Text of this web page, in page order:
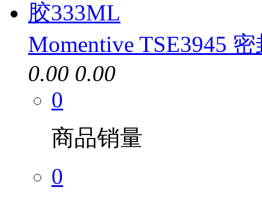
Momentive TSE3945
0.00 0.00
0
商品销量
0